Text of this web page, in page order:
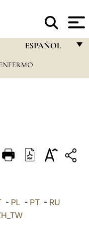
ESPAÑOL
FRANÇAIS
DEUTSCH
العربيّة - PL- PT- RU